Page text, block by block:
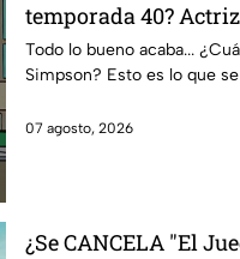
temporada 40?
da IMPACTANTE
Todo lo bueno acaba...
Simpson? Esto es lo que
07 agosto, 2026
¿Se CANCELA "El